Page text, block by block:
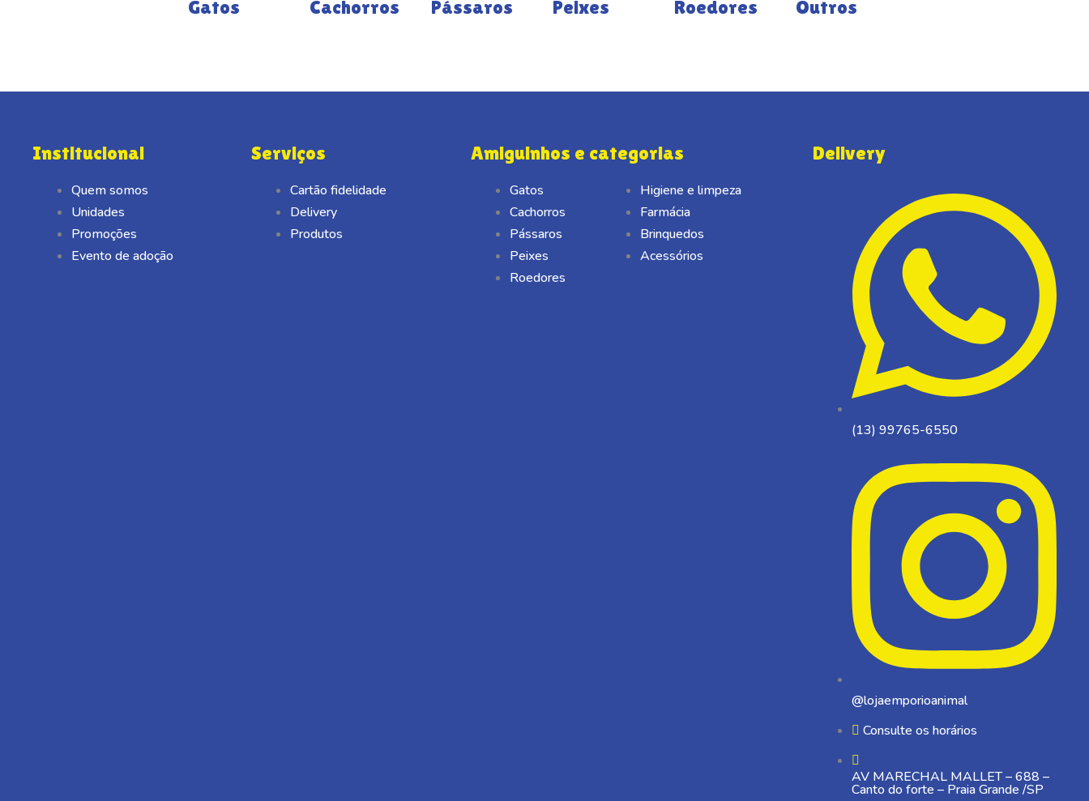
Gatos Cachorros Pássaros Peixes Roedores Outros
Institucional
Quem somos
Unidades
Promoções
Evento de adoção
Serviços
Cartão fidelidade
Delivery
Produtos
Amiguinhos e categorias
Gatos
Cachorros
Pássaros
Peixes
Roedores
Higiene e limpeza
Farmácia
Brinquedos
Acessórios
Delivery
(13) 99765-6550
@lojaemporioanimal
Consulte os horários
AV MARECHAL MALLET – 688 –
Canto do forte – Praia Grande /SP